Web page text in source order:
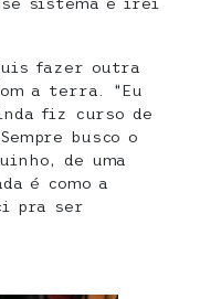
fazer outra
a terra. “Eu
fiz curso de
busco o
de uma
é como a
pra ser